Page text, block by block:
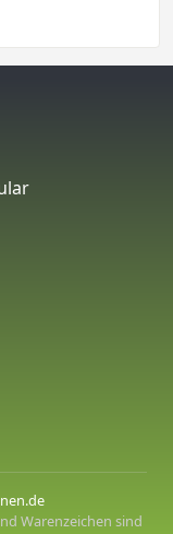
Warenzeichen sind